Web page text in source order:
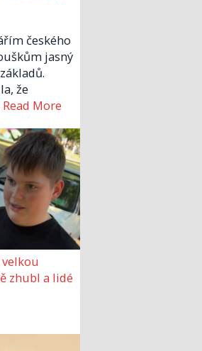
českého
jasný
že
Read More
zhubl a lidé